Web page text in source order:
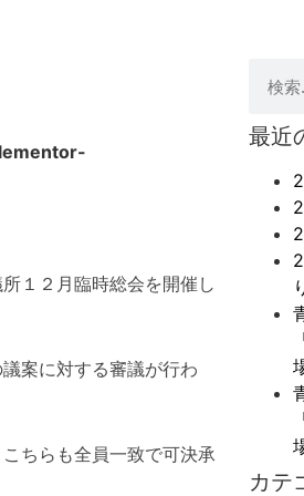
１２月臨時総会を開催し
案に対する審議が行わ
ちらも全員一致で可決承
最近
カテ